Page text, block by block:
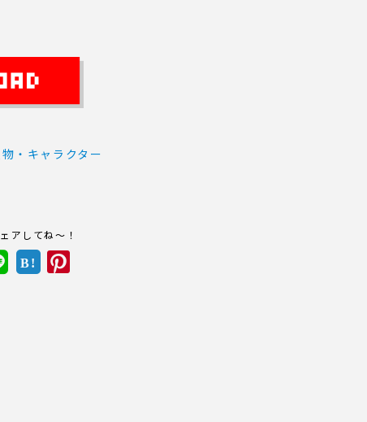
・キャラクター
アしてね～！
B!